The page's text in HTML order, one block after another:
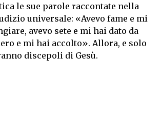
le sue parole raccontate nella
universale: «Avevo fame e mi
avevo sete e mi hai dato da
e mi hai accolto». Allora, e solo
discepoli di Gesù.